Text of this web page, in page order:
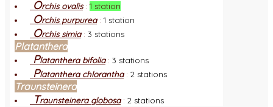
Orchis ovalis: 1 station
Orchis purpurea: 1 station
Orchis simia: 3 stations
Platanthera
Platanthera bifolia: 3 stations
Platanthera chlorantha: 2 stations
Traunsteinera
Traunsteinera globosa: 2 stations